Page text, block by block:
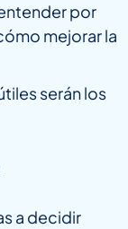
por
mejorar la
serán los
a decidir